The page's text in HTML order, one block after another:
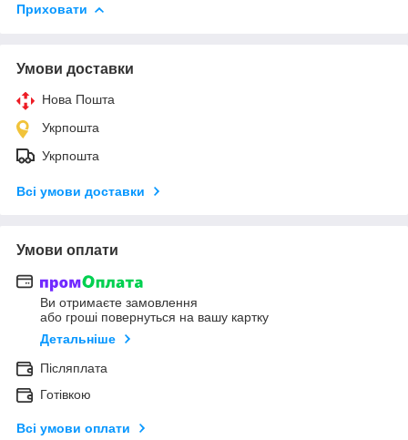
Приховати
Умови доставки
Нова Пошта
Укрпошта
Укрпошта
Всі умови доставки
Умови оплати
Ви отримаєте замовлення
або гроші повернуться на вашу картку
Детальніше
Післяплата
Готівкою
Всі умови оплати